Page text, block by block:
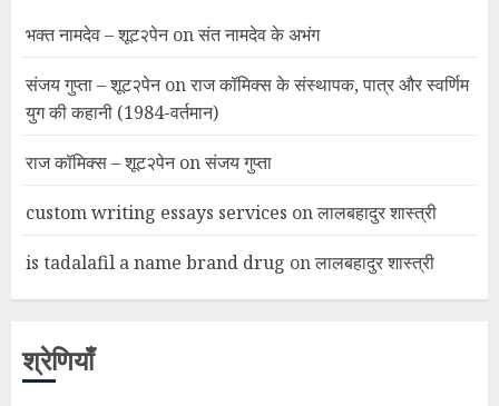
भक्त नामदेव – शूट२पेनonसंत नामदेव के अभंग
संजय गुप्ता – शूट२पेनonराज कॉमिक्स के संस्थापक, पात्र और स्वर्णिम
युग की कहानी (1984-वर्तमान)
राज कॉमिक्स – शूट२पेनonसंजय गुप्ता
custom writing essays services onलालबहादुर शास्त्री
is tadalafil a name brand drug onलालबहादुर शास्त्री
श्रेणियाँ